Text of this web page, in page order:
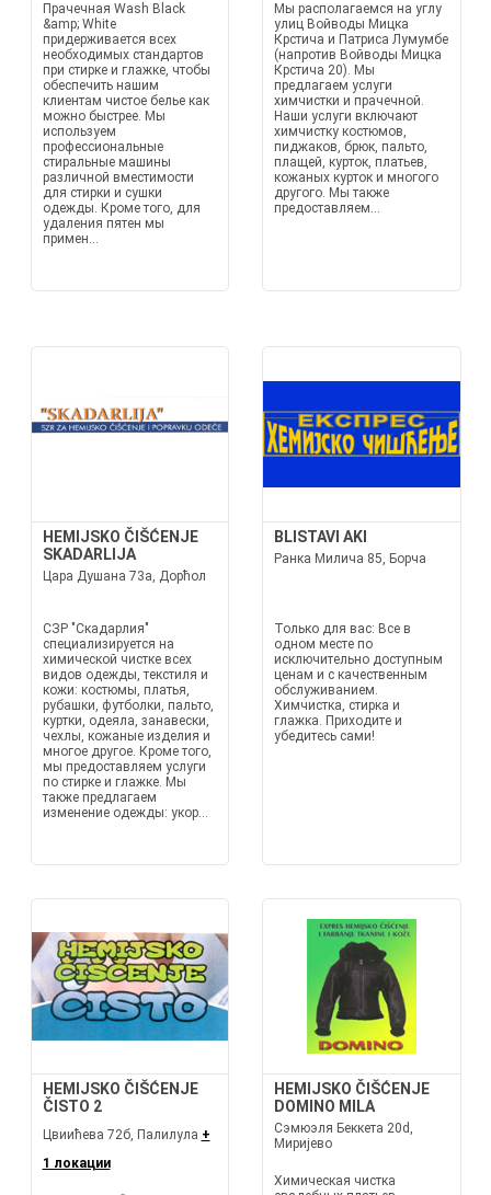
Прачечная Wash Black
&amp; White
придерживается всех
необходимых стандартов
при стирке и глажке, чтобы
обеспечить нашим
клиентам чистое белье как
можно быстрее. Мы
используем
профессиональные
стиральные машины
различной вместимости
для стирки и сушки
одежды. Кроме того, для
удаления пятен мы
примен...
Мы располагаемся на углу
улиц Войводы Мицка
Крстича и Патриса Лумумбе
(напротив Войводы Мицка
Крстича 20). Мы
предлагаем услуги
химчистки и прачечной.
Наши услуги включают
химчистку костюмов,
пиджаков, брюк, пальто,
плащей, курток, платьев,
кожаных курток и многого
другого. Мы также
предоставляем...
HEMIJSKO ČIŠĆENJE
SKADARLIJA
Цара Душана 73а, Дорћол
СЗР "Скадарлия"
специализируется на
химической чистке всех
видов одежды, текстиля и
кожи: костюмы, платья,
рубашки, футболки, пальто,
куртки, одеяла, занавески,
чехлы, кожаные изделия и
многое другое. Кроме того,
мы предоставляем услуги
по стирке и глажке. Мы
также предлагаем
изменение одежды: укор...
BLISTAVI AKI
Ранка Милича 85, Борча
Только для вас: Все в
одном месте по
исключительно доступным
ценам и с качественным
обслуживанием.
Химчистка, стирка и
глажка. Приходите и
убедитесь сами!
HEMIJSKO ČIŠĆENJE
ČISTO 2
Цвиићева 72б, Палилула +
1 локации
HEMIJSKO ČIŠĆENJE
DOMINO MILA
Сэмюэля Беккета 20d,
Миријево
Химическая чистка